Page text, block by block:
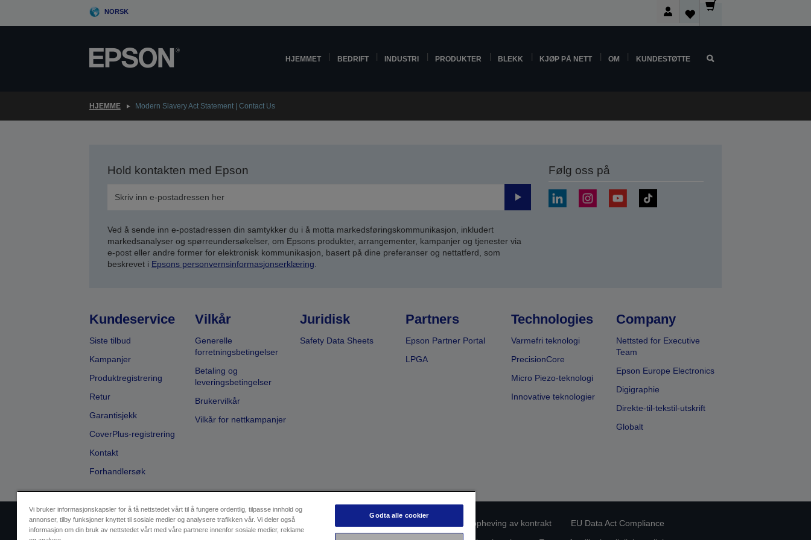
NORSK
HJEMMET BEDRIFT INDUSTRI PRODUKTER BLEKK KJØP PÅ NETT OM KUNDESTØTTE
HJEMME Modern Slavery Act Statement | Contact Us
Hold kontakten med Epson
Send
Ved å sende inn e-postadressen din samtykker du i å motta markedsføringskommunikasjon, inkludert
markedsanalyser og spørreundersøkelser, om Epsons produkter, arrangementer, kampanjer og tjenester via
e-post eller andre former for elektronisk kommunikasjon, basert på dine preferanser og nettatferd, som
beskrevet i Epsons personvernsinformasjonserklæring
Følg oss på
Kundeservice
Siste tilbud
Kampanjer
Produktregistrering
Retur
Garantisjekk
CoverPlus-registrering
Kontakt
Forhandlersøk
Vilkår
Generelle
forretningsbetingelser
Betaling og
leveringsbetingelser
Brukervilkår
Vilkår for nettkampanjer
Juridisk
Safety Data Sheets
Partners
Epson Partner Portal
LPGA
Technologies
Varmefri teknologi
PrecisionCore
Micro Piezo-teknologi
Innovative teknologier
Company
Nettsted for Executive
Team
Epson Europe Electronics
Digigraphie
Direkte-til-tekstil-utskrift
Globalt
Selgeridentifikasjon Produktsamsvarsidentifikasjon Oppheving av kontrakt
EU Data Act Compliance
Vi bruker informasjonskapsler for å få nettstedet vårt til å fungere ordentlig, tilpasse innhold og
annonser, tilby funksjoner knyttet til sosiale medier og analysere trafikken vår. Vi deler også
informasjon om din bruk av nettstedet vårt med våre partnere innenfor sosiale medier, reklame
Godta alle cookier